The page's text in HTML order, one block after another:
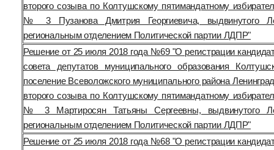
второго созыва по Колтушскому пятимандатному
№ 3 Пузанова Дмитрия Георгиевича, выдвинутого
региональным отделением Политической партии ЛДПР"
Решение от 25 июля 2018 года №69 "О регистрации
совета депутатов муниципального образования
поселение Всеволожского муниципального района
второго созыва по Колтушскому пятимандатному
№ 3 Мартиросян Татьяны Сергеевны, выдвинутого
региональным отделением Политической партии ЛДПР"
Решение от 25 июля 2018 года №68 "О регистрации